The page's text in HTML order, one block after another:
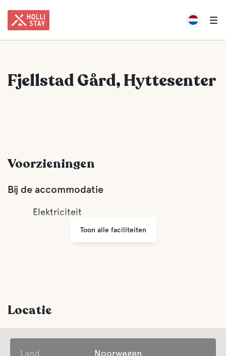
Fjellstad Gård, Hyttesenter
Voorzieningen
Bij de accommodatie
Elektriciteit
Toon alle faciliteiten
Locatie
Land
Noorwegen